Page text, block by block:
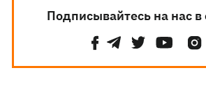
Подписывайтесь на нас в